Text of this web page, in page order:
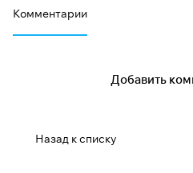
Комментарии
Добавить
Назад к списку